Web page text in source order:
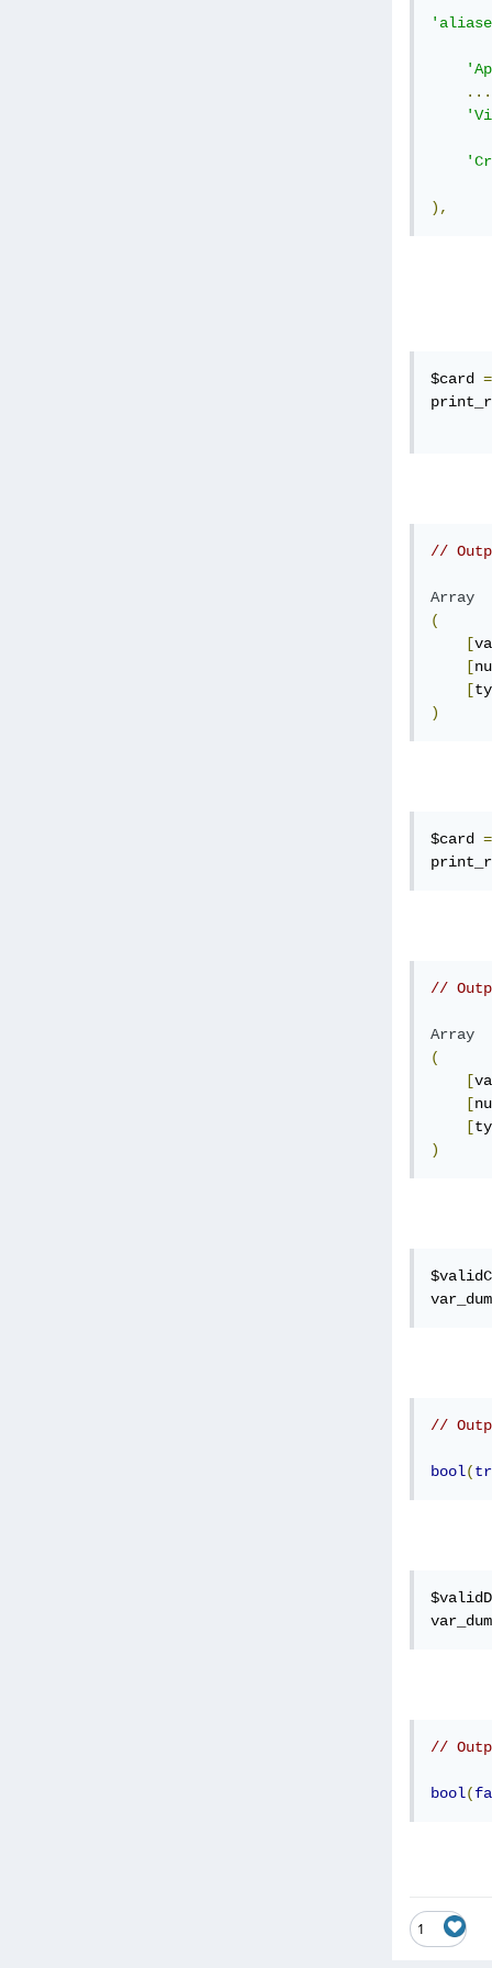
...
),
$card =
print_r
//
Array
(
[
[
[
)
$card =
print_r
//
Array
(
[
[
[
)
//
bool(
//
bool(
1